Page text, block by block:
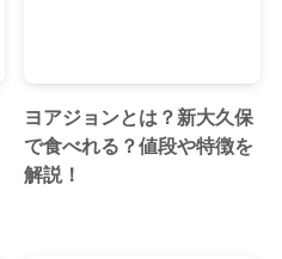
ヨアジョンとは？新大久保
で食べれる？値段や特徴を
解説！